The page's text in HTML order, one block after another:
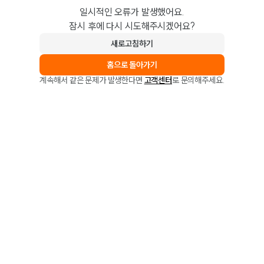
일시적인 오류가 발생했어요.
잠시 후에 다시 시도해주시겠어요?
새로고침하기
홈으로 돌아가기
계속해서 같은 문제가 발생한다면 고객센터로 문의해주세요.